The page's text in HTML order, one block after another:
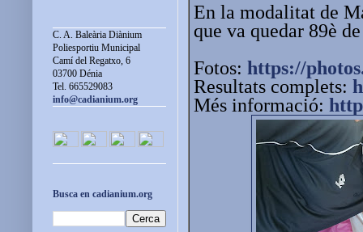
En la modalitat de
que va quedar 89è
Fotos: https://
Resultats complets:
Més informació:
C. A. Baleària Diànium
Poliesportiu Municipal
Camí del Regatxo, 6
03700 Dénia
Tel. 665529083
info@cadianium.org
Busca en cadianium.org